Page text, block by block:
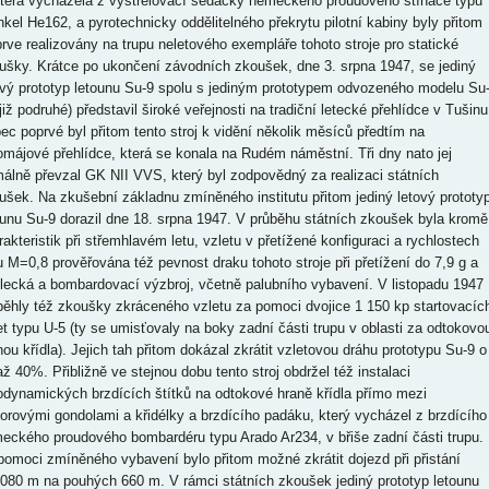
He162, a pyrotechnicky oddělitelného překrytu pilotní kabiny byly přitom
realizovány na trupu neletového exempláře tohoto stroje pro statické
Krátce po ukončení závodních zkoušek, dne 3. srpna 1947, se jediný
prototyp letounu Su-9 spolu s jediným prototypem odvozeného modelu Su-
podruhé) představil široké veřejnosti na tradiční letecké přehlídce v
poprvé byl přitom tento stroj k vidění několik měsíců předtím na
přehlídce, která se konala na Rudém náměstní. Tři dny nato jej
převzal GK NII VVS, který byl zodpovědný za realizaci státních
Na zkušební základnu zmíněného institutu přitom jediný letový
Su-9 dorazil dne 18. srpna 1947. V průběhu státních zkoušek byla kromě
při střemhlavém letu, vzletu v přetížené konfiguraci a rychlostech
M=0,8 prověřována též pevnost draku tohoto stroje při přetížení do 7,9 g a
a bombardovací výzbroj, včetně palubního vybavení. V listopadu 1947
též zkoušky zkráceného vzletu za pomoci dvojice 1 150 kp
typu U-5 (ty se umisťovaly na boky zadní části trupu v oblasti za
křídla). Jejich tah přitom dokázal zkrátit vzletovou dráhu prototypu Su-9 o
40%. Přibližně ve stejnou dobu tento stroj obdržel též instalaci
brzdících štítků na odtokové hraně křídla přímo mezi
gondolami a křidélky a brzdícího padáku, který vycházel z brzdícího
proudového bombardéru typu Arado Ar234, v břiše zadní části trupu.
zmíněného vybavení bylo přitom možné zkrátit dojezd při přistání
m na pouhých 660 m. V rámci státních zkoušek jediný prototyp letounu